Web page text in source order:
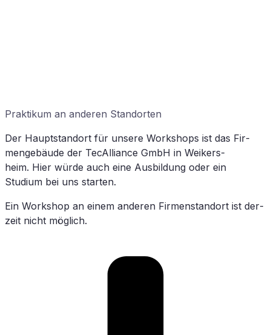
Prak­ti­kum an an­de­ren Standorten
Der Haupt­stand­ort für un­se­re Work­shops ist das Fir­
men­ge­bäu­de der TecAlliance GmbH in Wei­kers­
heim. Hier wür­de auch eine Aus­bil­dung oder ein
Studium bei uns starten.
Ein Work­shop an ei­nem an­de­ren Fir­men­stand­ort ist der­
zeit nicht möglich.